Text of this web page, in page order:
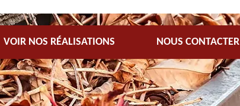
VOIR NOS RÉALISATIONS NOUS CONTACTER